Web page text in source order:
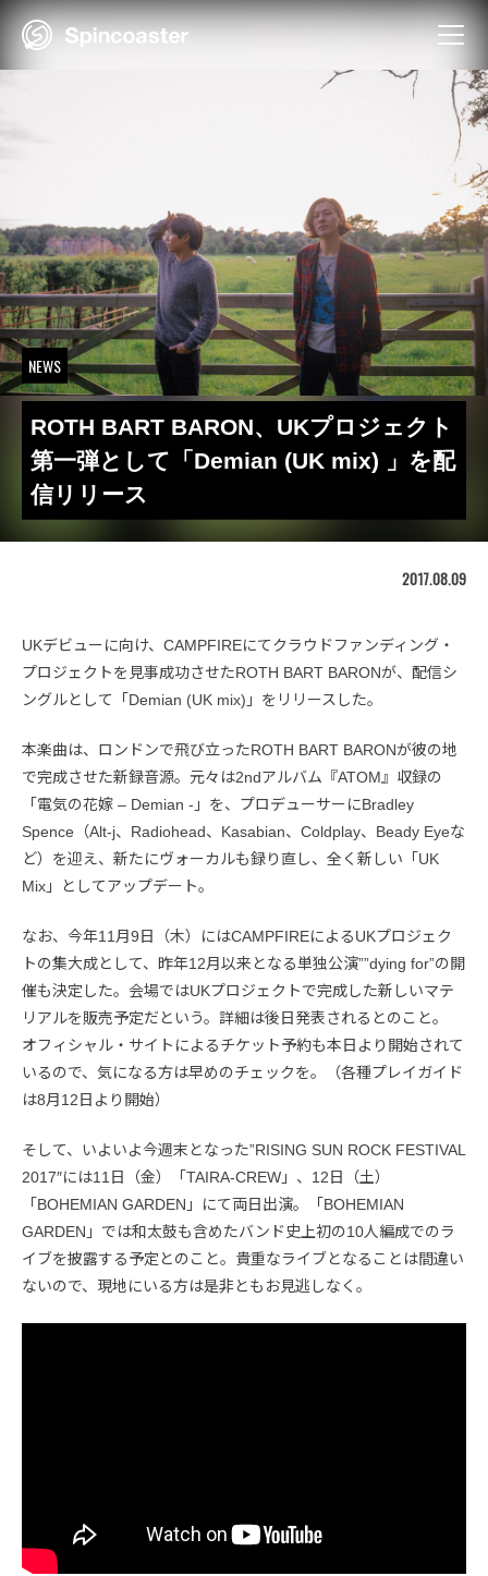
Skip
NEWS
ROTH BART BARON、UKプロジェクト
第一弾として「Demian (UK mix) 」を配
信リリース
2017.08.09
UKデビューに向け、CAMPFIREにてクラウドファンディング・
プロジェクトを見事成功させたROTH BART BARONが、配信シ
ングルとして「Demian (UK mix)」をリリースした。
本楽曲は、ロンドンで飛び立ったROTH BART BARONが彼の地
で完成させた新録音源。元々は2ndアルバム『ATOM』収録の
「電気の花嫁 – Demian -」を、プロデューサーにBradley
Spence（Alt-j、Radiohead、Kasabian、Coldplay、Beady Eyeな
ど）を迎え、新たにヴォーカルも録り直し、全く新しい「UK
Mix」としてアップデート。
なお、今年11月9日（木）にはCAMPFIREによるUKプロジェク
トの集大成として、昨年12月以来となる単独公演””dying for”の開
催も決定した。会場ではUKプロジェクトで完成した新しいマテ
リアルを販売予定だという。詳細は後日発表されるとのこと。
オフィシャル・サイトによるチケット予約も本日より開始されて
いるので、気になる方は早めのチェックを。（各種プレイガイド
は8月12日より開始）
そして、いよいよ今週末となった”RISING SUN ROCK FESTIVAL
2017″には11日（金）「TAIRA-CREW」、12日（土）
「BOHEMIAN GARDEN」にて両日出演。「BOHEMIAN
GARDEN」では和太鼓も含めたバンド史上初の10人編成でのラ
イブを披露する予定とのこと。貴重なライブとなることは間違い
ないので、現地にいる方は是非ともお見逃しなく。